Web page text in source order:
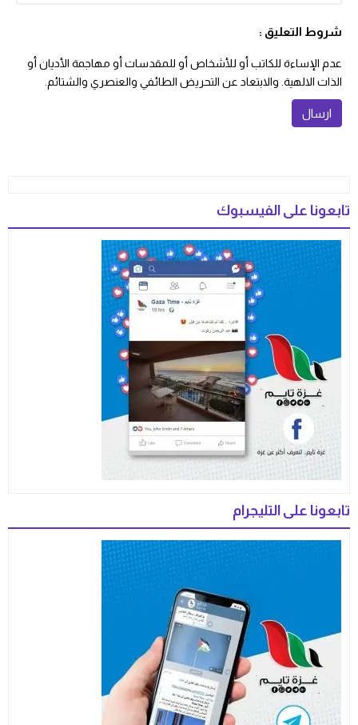
شروط التعليق :
عدم الإساءة للكاتب أو للأشخاص أو للمقدسات أو مهاجمة الأديان أو
الذات الالهية. والابتعاد عن التحريض الطائفي والعنصري والشتائم.
تابعونا على الفيسبوك
تابعونا على التليجرام